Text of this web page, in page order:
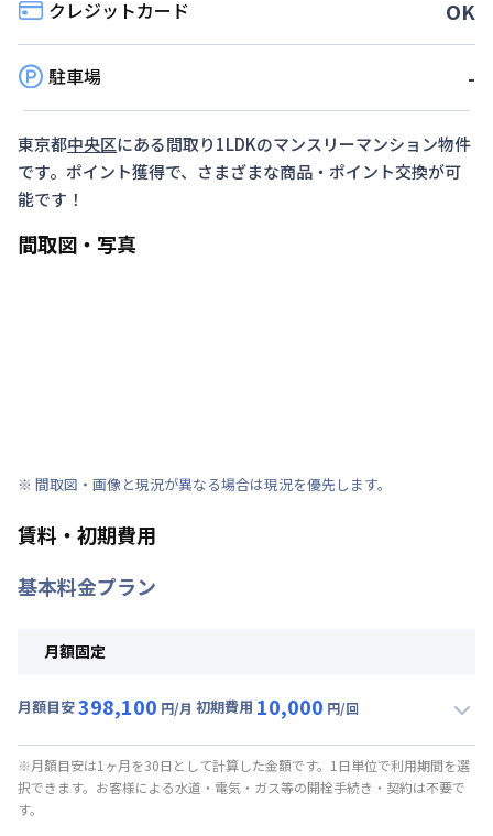
クレジットカード OK
駐車場 -
東京都中央区にある間取り1LDKのマンスリーマンション物件
です。ポイント獲得で、さまざまな商品・ポイント交換が可
能です！
間取図・写真
※ 間取図・画像と現況が異なる場合は現況を優先します。
賃料・初期費用
基本料金プラン
月額固定
月額目安398,100 円/月 初期費用 10,000 円/回
月額賃料目安(30日利用)
賃料 : 340,200円/月 (11,340円/日)
光熱費他 :
※月額目安は1ヶ月を30日として計算した金額です。1日単位で利用期間を選
択できます。お客様による水道・電気・ガス等の開栓手続き・契約は不要で
す。